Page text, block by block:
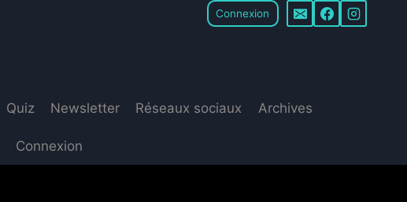
Connexion
Quiz Newsletter Réseaux sociaux Archives
Connexion